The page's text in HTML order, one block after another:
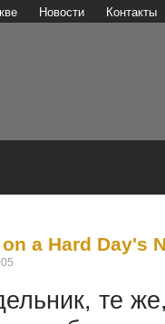
Новости Контакты
a Hard Day's
те